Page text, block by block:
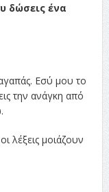
δώσεις ένα
Εσύ μου το
την ανάγκη από
λέξεις μοιάζουν